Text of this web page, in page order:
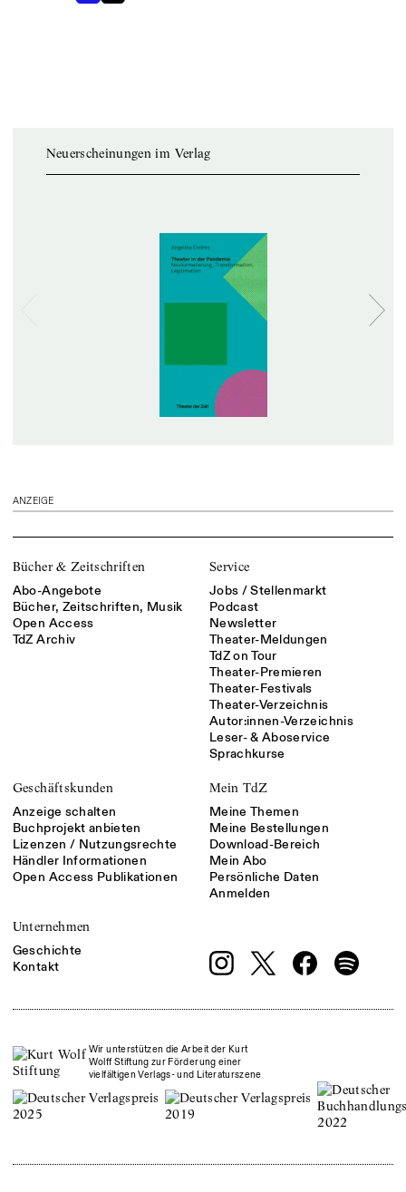
Neuerscheinungen im Verlag
ANZEIGE
Bücher & Zeitschriften
Abo-Angebote
Bücher, Zeitschriften, Musik
Open Access
TdZ Archiv
Service
Jobs / Stellenmarkt
Podcast
Newsletter
Theater-Meldungen
TdZ on Tour
Theater-Premieren
Theater-Festivals
Theater-Verzeichnis
Autor:innen-Verzeichnis
Leser- & Aboservice
Sprachkurse
Geschäftskunden
Anzeige schalten
Buchprojekt anbieten
Lizenzen / Nutzungsrechte
Händler Informationen
Open Access Publikationen
Mein TdZ
Meine Themen
Meine Bestellungen
Download-Bereich
Mein Abo
Persönliche Daten
Anmelden
Unternehmen
Geschichte
Kontakt
Wir unterstützen die Arbeit der Kurt
Wolff Stiftung zur Förderung einer
vielfältigen Verlags- und Literaturszene